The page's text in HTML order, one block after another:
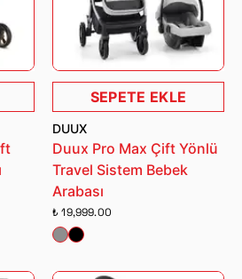
SEPETE EKLE
DUUX
Duux Pro Max Çift Yönlü
Travel Sistem Bebek
Arabası
₺ 19,999.00